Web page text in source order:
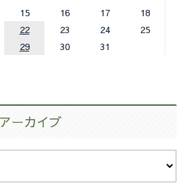
15 16 17
18
22 23 24
25
29 30 31
アーカイブ